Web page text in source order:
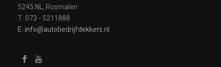
5245 NL, Rosmalen
T: 073 - 5211888
E: info@autobedrijfdekkers.nl